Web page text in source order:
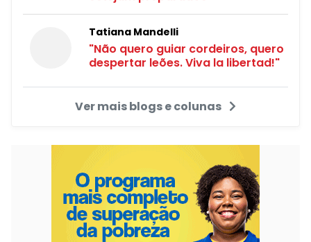
Tatiana Mandelli
"Não quero guiar cordeiros, quero
despertar leões. Viva la libertad!"
Ver mais blogs e colunas